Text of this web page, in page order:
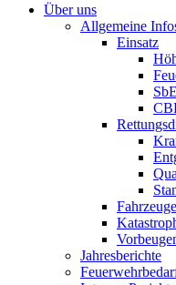
Über uns
Allgemeine
Einsatz
Fahrzeuge
Jahresberichte